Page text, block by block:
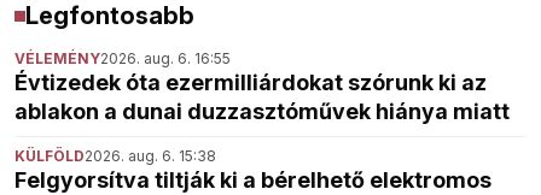
Legfontosabb
VÉLEMÉNY2026. aug. 6. 16:55
Évtizedek óta ezermilliárdokat szórunk ki az
ablakon a dunai duzzasztóművek hiánya miatt
KÜLFÖLD2026. aug. 6. 15:38
Felgyorsítva tiltják ki a bérelhető elektromos